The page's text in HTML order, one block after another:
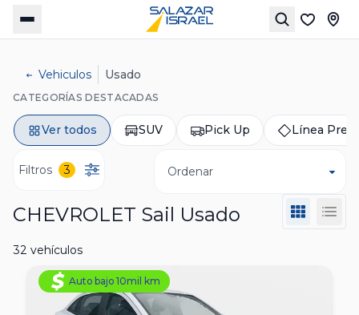
Vehiculos Usado
CATEGORÍAS DESTACADAS
Ver todos SUV Pick Up Línea
Filtros 3 Ordenar
CHEVROLET Sail Usado
32 vehículos
Auto bajo 10mil km